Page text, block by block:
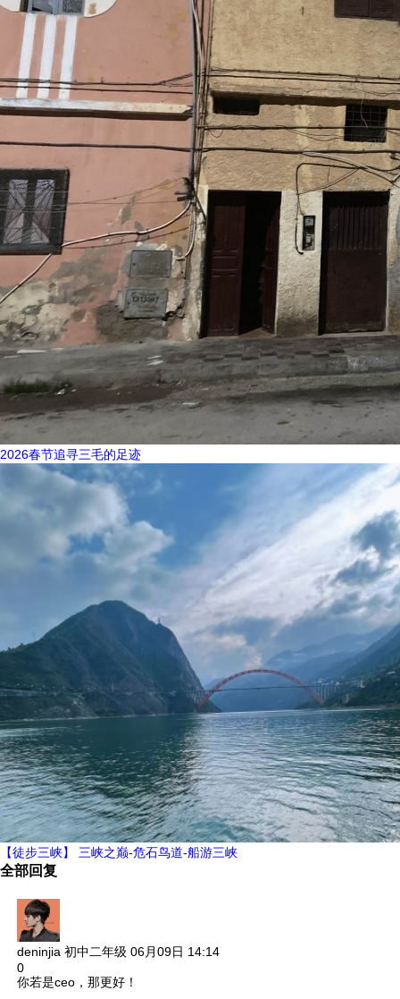
2026春节追寻三毛的足迹
【徒步三峡】 三峡之巅-危石鸟道-船游三峡
全部回复
deninjia 初中二年级 06月09日 14:14
0
你若是ceo，那更好！